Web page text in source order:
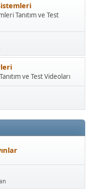
Tanıtım ve Test
ve Test Videoları